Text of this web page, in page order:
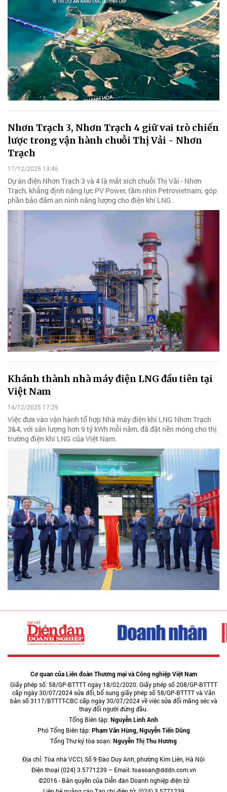
Nhơn Trạch 3, Nhơn Trạch 4 giữ vai trò chiến
lược trong vận hành chuỗi Thị Vải - Nhơn
Trạch
17/12/2025 13:46
Dự án điện Nhơn Trạch 3 và 4 là mắt xích chuỗi Thị Vải - Nhơn
Trạch, khẳng định năng lực PV Power, tầm nhìn Petrovietnam; góp
phần bảo đảm an ninh năng lượng cho điện khí LNG.
Khánh thành nhà máy điện LNG đầu tiên tại
Việt Nam
14/12/2025 17:29
Việc đưa vào vận hành tổ hợp Nhà máy điện khí LNG Nhơn Trạch
3&4, với sản lượng hơn 9 tỷ kWh mỗi năm, đã đặt nền móng cho thị
trường điện khí LNG của Việt Nam.
Cơ quan của Liên đoàn Thương mại và Công nghiệp Việt Nam
Giấy phép số: 58/GP-BTTTT ngày 18/02/2020. Giấy phép số 208/GP-BTTTT
cấp ngày 30/07/2024 sửa đổi, bổ sung giấy phép số 58/GP-BTTTT và Văn
bản số 3117/BTTTT-CBC cấp ngày 30/07/2024 về việc sửa đổi măng séc và
thay đổi người đứng đầu.
Tổng Biên tập:Nguyễn Linh Anh
Phó Tổng Biên tập:Phạm Văn Hùng, Nguyễn Tiến Dũng
Tổng Thư ký tòa soạn:Nguyễn Thị Thu Hương
Địa chỉ: Tòa nhà VCCI, Số 9 Đào Duy Anh, phường Kim Liên, Hà Nội
Điện thoại (024) 3.5771239 – Email: toasoan@dddn.com.vn
©2016 - Bản quyền của Diễn đàn Doanh nghiệp điện tử